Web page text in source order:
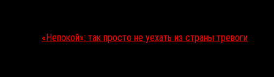
«Непокой»: так просто не уехать из страны тревоги